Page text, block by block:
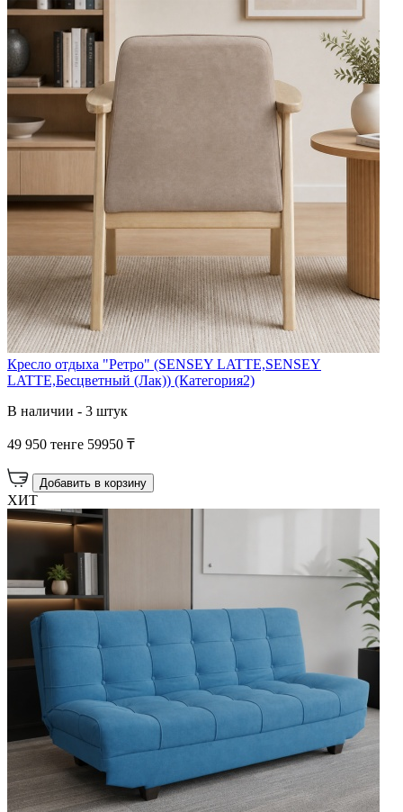
Кресло отдыха "Ретро" (SENSEY LATTE,SENSEY
LATTE,Бесцветный (Лак)) (Категория2)
В наличии - 3 штук
49 950 тенге 59950 ₸
Добавить в корзину
ХИТ